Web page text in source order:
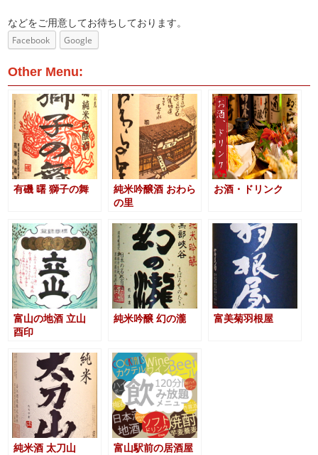
などをご用意してお待ちしております。
Facebook Google
Other Menu:
有磯 曙 獅子の舞
純米吟醸酒 おわら
の里
お酒・ドリンク
富山の地酒 立山
酉印
純米吟醸 幻の瀧 富美菊羽根屋
純米酒 太刀山
富山駅前の居酒屋